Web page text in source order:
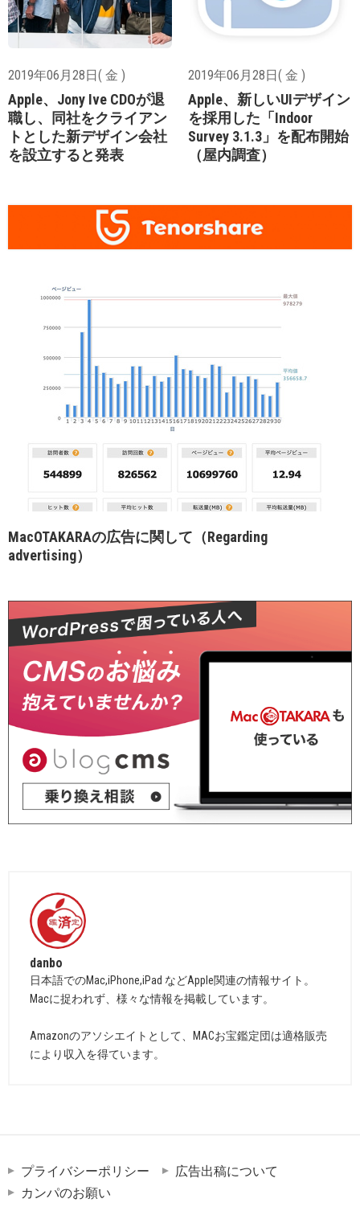
2019年06月28日( 金 )
Apple、Jony Ive CDOが退
職し、同社をクライアン
トとした新デザイン会社
を設立すると発表
2019年06月28日( 金 )
Apple、新しいUIデザイン
を採用した「Indoor
Survey 3.1.3」を配布開始
（屋内調査）
MacOTAKARAの広告に関して（Regarding
advertising）
danbo
日本語でのMac,iPhone,iPad などApple関連の情報サイト。
Macに捉われず、様々な情報を掲載しています。
Amazonのアソシエイトとして、MACお宝鑑定団は適格販売
により収入を得ています。
プライバシーポリシー
広告出稿について
カンパのお願い